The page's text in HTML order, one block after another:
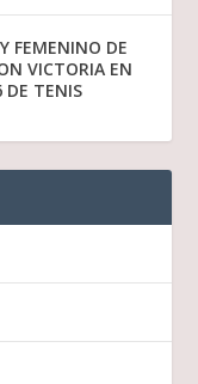
FEMENINO DE
VICTORIA EN
DE TENIS